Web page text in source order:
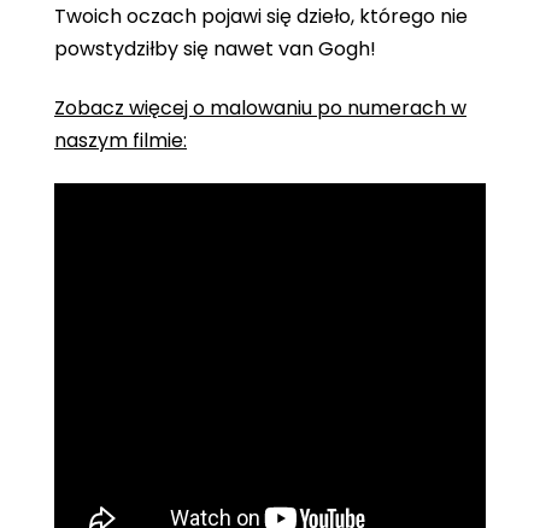
Twoich oczach pojawi się dzieło, którego nie
powstydziłby się nawet van Gogh!
Zobacz więcej o malowaniu po numerach w
naszym filmie: